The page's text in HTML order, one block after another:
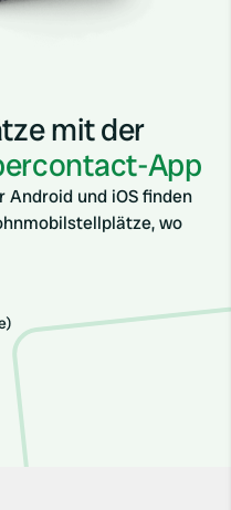
mit der
App
und iOS finden
wo